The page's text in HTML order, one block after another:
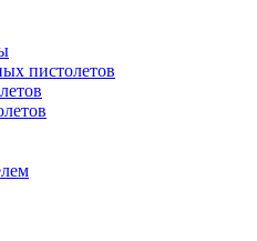
пистолетов